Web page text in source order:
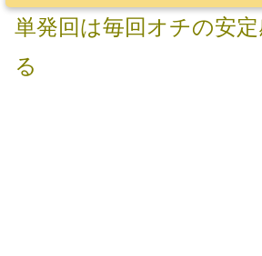
単発回は毎回オチの安
る